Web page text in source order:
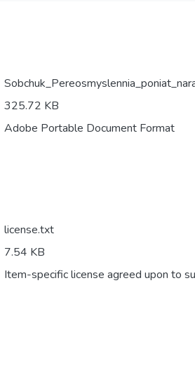
325.72 KB
Adobe Portable Document Format
license.txt
7.54 KB
Item-specific license agreed upon to